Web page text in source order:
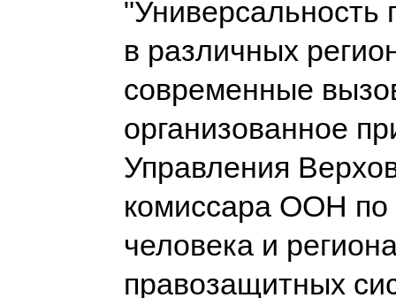
"Универсальность
в различных
современные
организованное
Управления
комиссара ООН по
человека и
правозащитных